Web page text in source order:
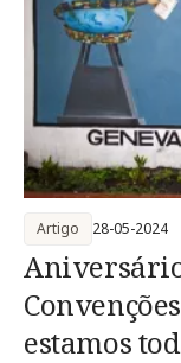
estamos
Artigo 28-05-2024